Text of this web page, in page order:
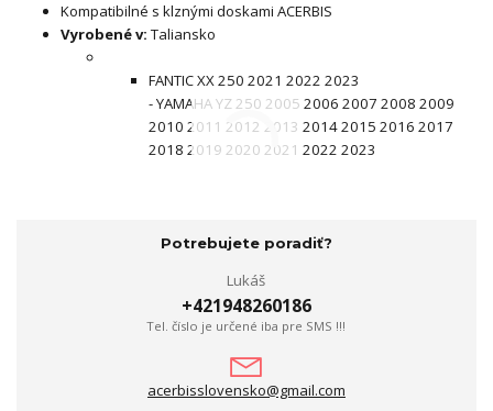
Kompatibilné s klznými doskami ACERBIS
Vyrobené v: Taliansko
FANTIC XX 250 2021 2022 2023
- YAMAHA YZ 250 2005 2006 2007 2008 2009
2010 2011 2012 2013 2014 2015 2016 2017
2018 2019 2020 2021 2022 2023
Potrebujete poradiť?
Lukáš
+421948260186
Tel. číslo je určené iba pre SMS !!!
acerbisslovensko@gmail.com